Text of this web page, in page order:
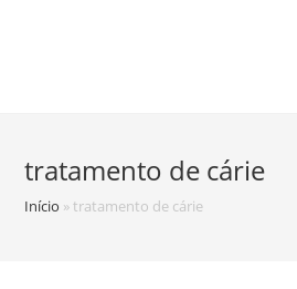
tratamento de cárie
Início »tratamento de cárie